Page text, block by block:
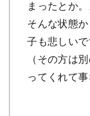
まったとか。
そんな状態
子も悲しいで
（その方は
ってくれて